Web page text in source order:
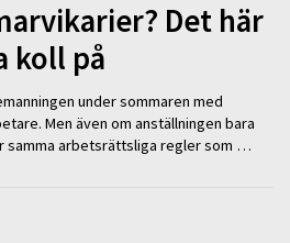
Det här
koll på
under sommaren med
Men även om anställningen bara
samma arbetsrättsliga regler som …